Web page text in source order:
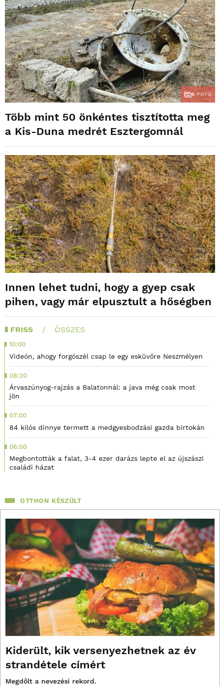
6 FOTÓ
Több mint 50 önkéntes tisztította meg
a Kis-Duna medrét Esztergomnál
Innen lehet tudni, hogy a gyep csak
pihen, vagy már elpusztult a hőségben
FRISS ÖSSZES
10:00
Videón, ahogy forgószél csap le egy esküvőre Neszmélyen
08:30
Árvaszúnyog-rajzás a Balatonnál: a java még csak most
jön
07:00
84 kilós dinnye termett a medgyesbodzási gazda birtokán
06:00
Megbontották a falat, 3-4 ezer darázs lepte el az újszászi
családi házat
OTTHON KÉSZÜLT
Kiderült, kik versenyezhetnek az év
strandétele címért
Megdőlt a nevezési rekord.